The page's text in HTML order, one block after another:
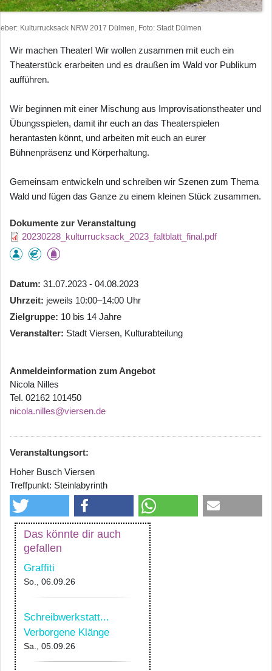
Kulturrucksack NRW 2017 Dülmen, Foto: Stadt Dülmen
Wir machen Theater! Wir wollen zusammen mit euch ein
Theaterstück erarbeiten und es draußen im Wald vor Publikum
aufführen.
Wir beginnen mit einer Mischung aus Improvisationstheater und
Übungsspielen, damit ihr euch an das Theaterspielen
herantasten könnt, und arbeiten mit euch an eurer
Bühnenpräsenz und Körperhaltung.
Gemeinsam entwickeln und schreiben wir Szenen zum Thema
Wald und fügen das Ganze zu einem kleinen Stück zusammen.
Dokumente zur Veranstaltung
20230228_kulturrucksack_2023_faltblatt_final.pdf
Datum 31.07.2023 - 04.08.2023
Uhrzeit jeweils 10:00–14:00 Uhr
Zielgruppe 10 bis 14 Jahre
Veranstalter Stadt Viersen, Kulturabteilung
Anmeldeinformation zum Angebot
Nicola Nilles
Tel. 02162 101450
nicola.nilles@viersen.de
Veranstaltungsort:
Hoher Busch Viersen
Treffpunkt: Steinlabyrinth
Das könnte dir auch
gefallen
Graffiti
So., 06.09.26
Schreibwerkstatt...
Verborgene Klänge
Sa., 05.09.26